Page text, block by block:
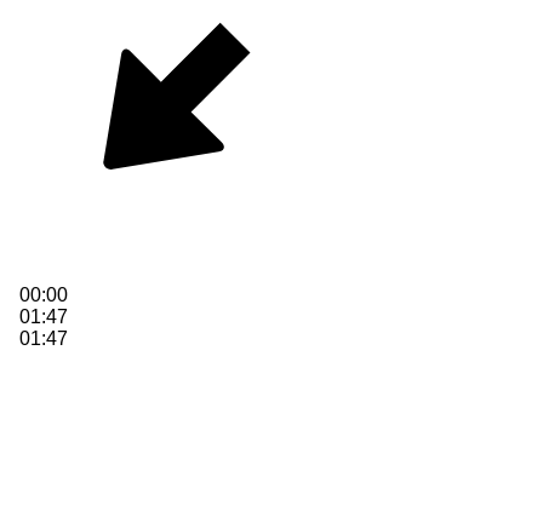
00:00
01:47
01:47